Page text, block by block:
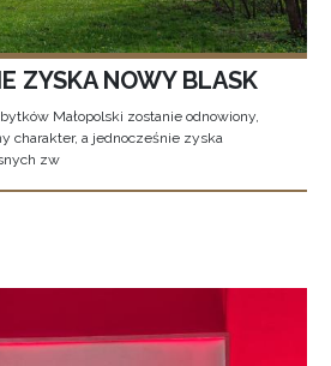
ZYSKA NOWY BLASK
Małopolski zostanie odnowiony,
charakter, a jednocześnie zyska
zw